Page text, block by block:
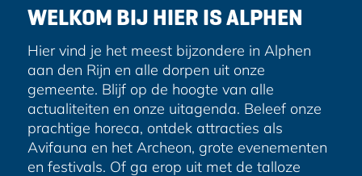
e
o
o
a
i
l
WELKOM BIJ HIER IS ALPHEN
Hier vind je het meest bijzondere in Alphen
aan den Rijn en alle dorpen uit onze
gemeente. Blijf op de hoogte van alle
actualiteiten en onze uitagenda. Beleef onze
prachtige horeca, ontdek attracties als
Avifauna en het Archeon, grote evenementen
en festivals. Of ga erop uit met de talloze